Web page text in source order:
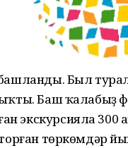
башланды. Был
Баш ҡалабыҙ
экскурсияла
төркөмдәр